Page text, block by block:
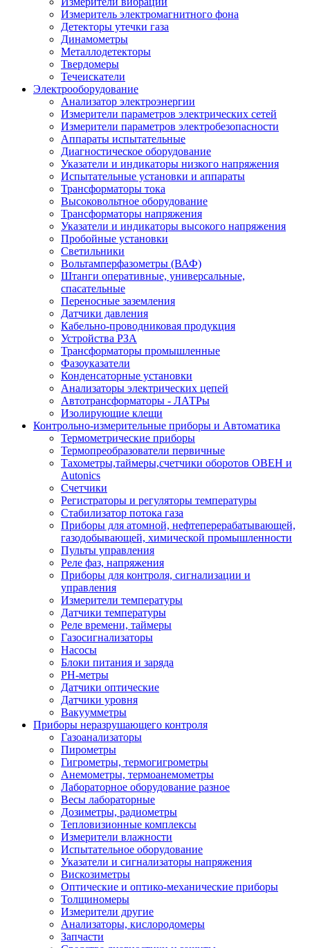
Измеритель электромагнитного фона
Детекторы утечки газа
Динамометры
Металлодетекторы
Твердомеры
Течеискатели
Электрооборудование
Анализатор электроэнергии
Измерители параметров электрических сетей
Измерители параметров электробезопасности
Аппараты испытательные
Диагностическое оборудование
Указатели и индикаторы низкого напряжения
Испытательные установки и аппараты
Трансформаторы тока
Высоковольтное оборудование
Трансформаторы напряжения
Указатели и индикаторы высокого напряжения
Пробойные установки
Светильники
Вольтамперфазометры (ВАФ)
Штанги оперативные, универсальные,
спасательные
Переносные заземления
Датчики давления
Кабельно-проводниковая продукция
Устройства РЗА
Трансформаторы промышленные
Фазоуказатели
Конденсаторные установки
Анализаторы электрических цепей
Автотрансформаторы - ЛАТРы
Изолирующие клещи
Контрольно-измерительные приборы и Автоматика
Термометрические приборы
Термопреобразователи первичные
Тахометры,таймеры,счетчики оборотов ОВЕН и
Autonics
Счетчики
Регистраторы и регуляторы температуры
Стабилизатор потока газа
Приборы для атомной, нефтеперерабатывающей,
газодобывающей, химической промышленности
Пульты управления
Реле фаз, напряжения
Приборы для контроля, сигнализации и
управления
Измерители температуры
Датчики температуры
Реле времени, таймеры
Газосигнализаторы
Насосы
Блоки питания и заряда
PH-метры
Датчики оптические
Датчики уровня
Вакуумметры
Приборы неразрушающего контроля
Газоанализаторы
Пирометры
Гигрометры, термогигрометры
Анемометры, термоанемометры
Лабораторное оборудование разное
Весы лабораторные
Дозиметры, радиометры
Тепловизионные комплексы
Измерители влажности
Испытательное оборудование
Указатели и сигнализаторы напряжения
Вискозиметры
Оптические и оптико-механические приборы
Толщиномеры
Измерители другие
Анализаторы, кислородомеры
Запчасти